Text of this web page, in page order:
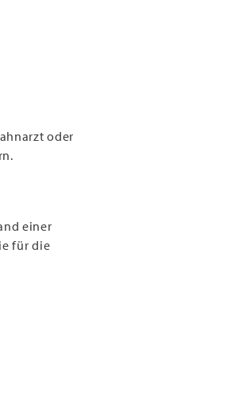
oder
einer
für die